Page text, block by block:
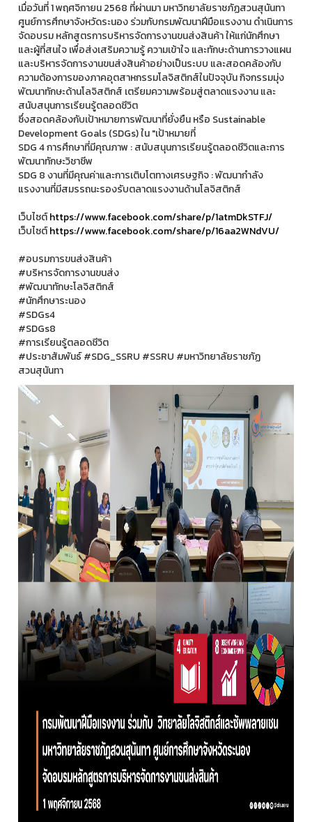
เมื่อวันที่ 1 พฤศจิกายน 2568 ที่ผ่านมา มหาวิทยาลัยราชภัฏสวนสุนันทา
ศูนย์การศึกษาจังหวัดระนอง ร่วมกับกรมพัฒนาฝีมือแรงงาน ดำเนินการ
จัดอบรม หลักสูตรการบริหารจัดการงานขนส่งสินค้า ให้แก่นักศึกษา
และผู้ที่สนใจ เพื่อส่งเสริมความรู้ ความเข้าใจ และทักษะด้านการวางแผน
และบริหารจัดการงานขนส่งสินค้าอย่างเป็นระบบ และสอดคล้องกับ
ความต้องการของภาคอุตสาหกรรมโลจิสติกส์ในปัจจุบัน กิจกรรมมุ่ง
พัฒนาทักษะด้านโลจิสติกส์ เตรียมความพร้อมสู่ตลาดแรงงาน และ
สนับสนุนการเรียนรู้ตลอดชีวิต
ซึ่งสอดคล้องกับเป้าหมายการพัฒนาที่ยั่งยืน หรือ Sustainable
Development Goals (SDGs) ใน "เป้าหมายที่
SDG 4 การศึกษาที่มีคุณภาพ : สนับสนุนการเรียนรู้ตลอดชีวิตและการ
พัฒนาทักษะวิชาชีพ
SDG 8 งานที่มีคุณค่าและการเติบโตทางเศรษฐกิจ : พัฒนากำลัง
แรงงานที่มีสมรรถนะรองรับตลาดแรงงานด้านโลจิสติกส์
เว็บไซต์https://www.facebook.com/share/p/1atmDkSTFJ/
เว็บไซต์https://www.facebook.com/share/p/16aa2WNdVU/
#อบรมการขนส่งสินค้า
#บริหารจัดการงานขนส่ง
#พัฒนาทักษะโลจิสติกส์
#นักศึกษาระนอง
#SDGs4
#SDGs8
#การเรียนรู้ตลอดชีวิต
#ประชาสัมพันธ์#SDG_SSRU #SSRU #มหาวิทยาลัยราชภัฏ
สวนสุนันทา